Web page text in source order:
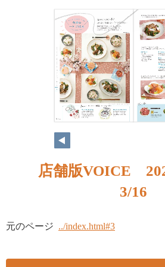
2
店舗版VOICE
3/16
元のページ ../index.html#3